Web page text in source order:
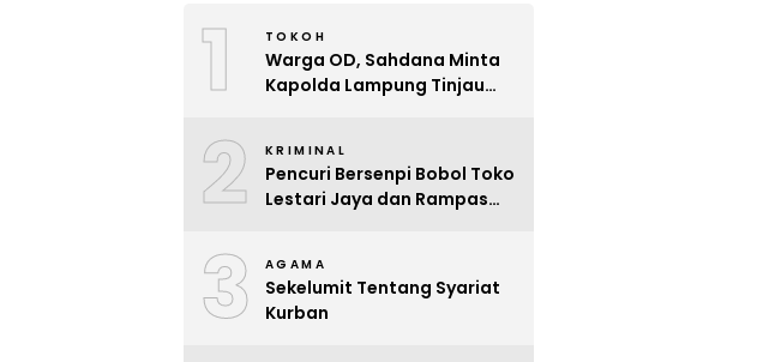
1 TOKOH
Warga OD, Sahdana Minta
Kapolda Lampung Tinjau
2 KRIMINAL
Pencuri Bersenpi Bobol Toko
Lestari Jaya dan Rampas
3 AGAMA
Sekelumit Tentang Syariat
Kurban